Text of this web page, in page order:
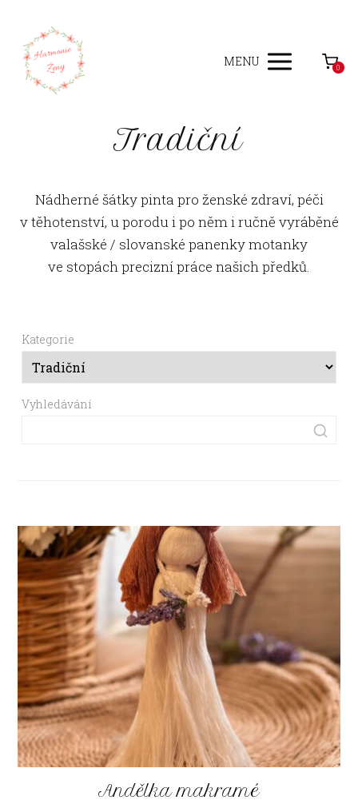
MENU 0
Tradiční
Nádherné šátky pinta pro ženské zdraví, péči
v těhotenství, u porodu i po něm i ručně vyráběné
valašské / slovanské panenky motanky
ve stopách precizní práce našich předků.
Kategorie
Vyhledávání
Andělka makramé